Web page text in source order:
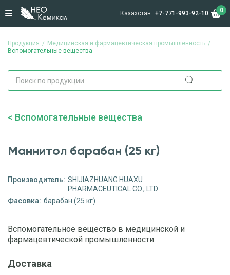
Казахстан +7-771-993-92-10 0
Продукция
Медицинская и фармацевтическая промышленность
Вспомогательные вещества
Вспомогательные вещества
Маннитол барабан (25 кг)
Производитель: SHIJIAZHUANG HUAXU
PHARMACEUTICAL CO., LTD
Фасовка: барабан (25 кг)
Вспомогательное вещество в медицинской и
фармацевтической промышленности
Доставка